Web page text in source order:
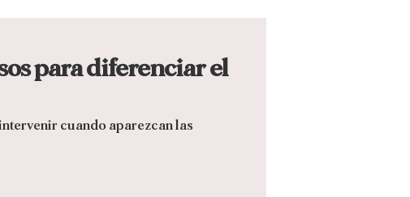
para diferenciar el
cuando aparezcan las